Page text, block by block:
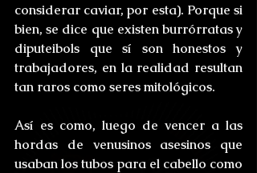
considerar caviar, por esta). Porque si
bien, se dice que existen burrórratas y
diputeibols que sí son honestos y
trabajadores, en la realidad resultan
tan raros como seres mitológicos.
Así es como, luego de vencer a las
hordas de venusinos asesinos que
usaban los tubos para el cabello como